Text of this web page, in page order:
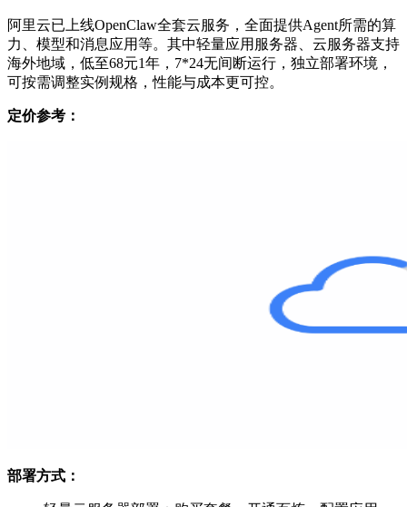
阿里云已上线OpenClaw全套云服务，全面提供Agent所需的算
力、模型和消息应用等。其中轻量应用服务器、云服务器支持
海外地域，低至68元1年，7*24无间断运行，独立部署环境，
可按需调整实例规格，性能与成本更可控。
定价参考：
部署方式：